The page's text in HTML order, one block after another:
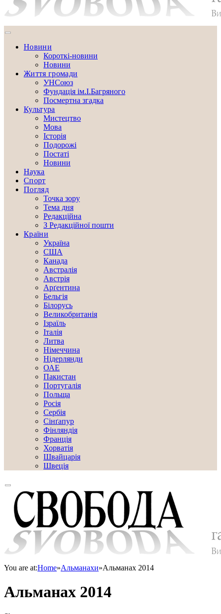
Новини
Короткі-новини
Новини
Життя громади
УНСоюз
Фундація ім.І.Багряного
Посмертна згадка
Культура
Мистецтво
Мова
Історія
Подорожі
Постаті
Новини
Наука
Спорт
Погляд
Точка зору
Тема дня
Редакційна
З Редакційної пошти
Країни
Україна
США
Канада
Австралія
Австрія
Арґентина
Бельгія
Білорусь
Великобританія
Ізраїль
Італія
Литва
Німеччина
Нідерлянди
ОАЕ
Пакистан
Португалія
Польща
Росія
Сербія
Сінґапур
Фінляндія
Франція
Хорватія
Швайцарія
Швеція
You are at:Home»Альманахи»Альманах 2014
Альманах 2014